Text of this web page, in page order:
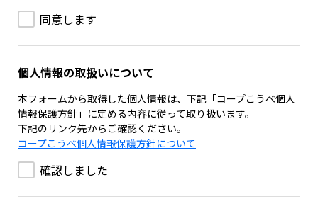
同意します
個人情報の取扱いについて
本フォームから取得した個人情報は、下記「コープこうべ個人
情報保護方針」に定める内容に従って取り扱います。
下記のリンク先からご確認ください。
コープこうべ個人情報保護方針について
確認しました